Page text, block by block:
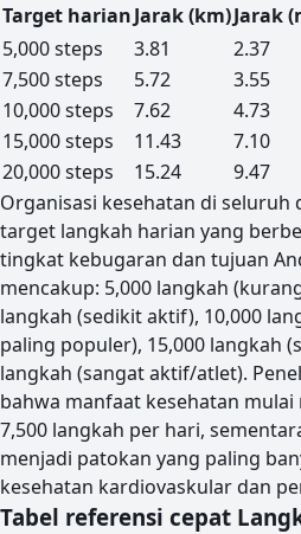
Target langkah harian dengan
Target harianJarak (km)Jarak
5,000 steps
3.81 2.37
7,500 steps
5.72 3.55
10,000 steps
7.62 4.73
15,000 steps
11.43 7.10
20,000 steps
15.24 9.47
Organisasi kesehatan di
target langkah harian yang
tingkat kebugaran dan tujuan
mencakup: 5,000 langkah
langkah (sedikit aktif), 10,000
paling populer), 15,000 langkah
langkah (sangat aktif/atlet).
bahwa manfaat kesehatan
7,500 langkah per hari,
menjadi patokan yang paling
kesehatan kardiovaskular dan
Tabel referensi cepat